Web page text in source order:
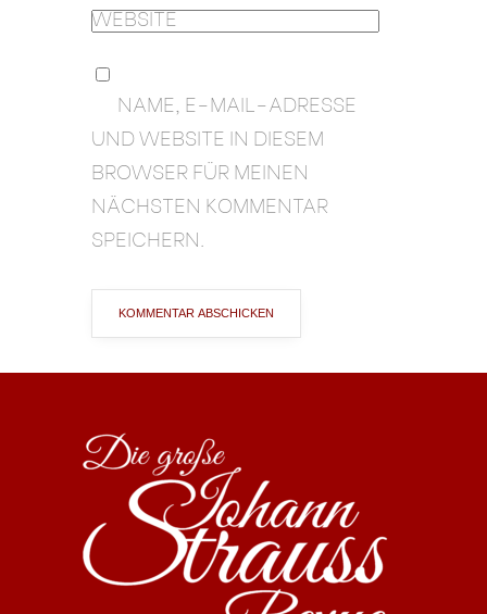
WEBSITE
NAME, E-MAIL-ADRESSE
UND WEBSITE IN DIESEM
BROWSER FÜR MEINEN
NÄCHSTEN KOMMENTAR
SPEICHERN.